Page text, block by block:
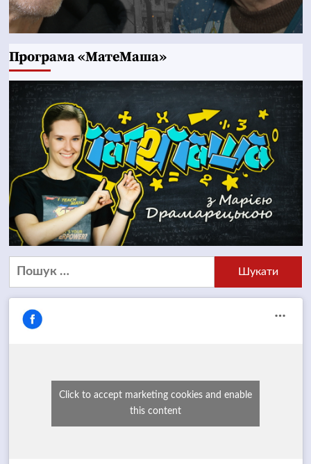
Програма «МатеМаша»
Пошук:
Click to accept marketing cookies and enable
this content